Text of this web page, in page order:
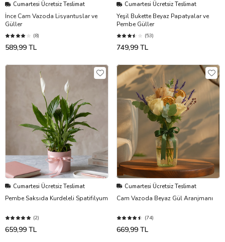
Cumartesi Ücretsiz Teslimat
İnce Cam Vazoda Lisyantuslar ve
Güller
(8)
589,99 TL
Cumartesi Ücretsiz Teslimat
Yeşil Bukette Beyaz Papatyalar ve
Pembe Güller
(53)
749,99 TL
Cumartesi Ücretsiz Teslimat
Pembe Saksıda Kurdeleli Spatifilyum
(2)
659,99 TL
Cumartesi Ücretsiz Teslimat
Cam Vazoda Beyaz Gül Aranjmanı
(74)
669,99 TL